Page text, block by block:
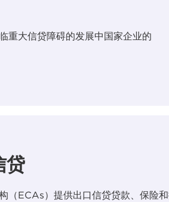
重大信贷障碍的发展中国家企业的
贷
（ECAs）提供出口信贷贷款、保险